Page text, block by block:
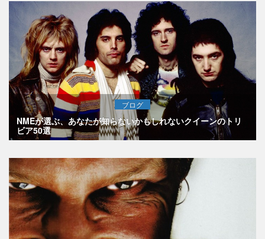
ブログ
NMEが選ぶ、あなたが知らないかもしれないクイーンのトリ
ビア50選